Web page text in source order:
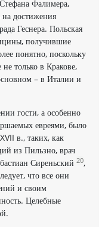
Фалимера,
достижения
Геснера. Польская
получившие
понятно, поскольку
только в Кракове,
– в Италии и
гости, а особенно
евреями, было
в., таких, как
из Пильзно, врач
Сиреньский 20,
что все они
и своим
Целебные